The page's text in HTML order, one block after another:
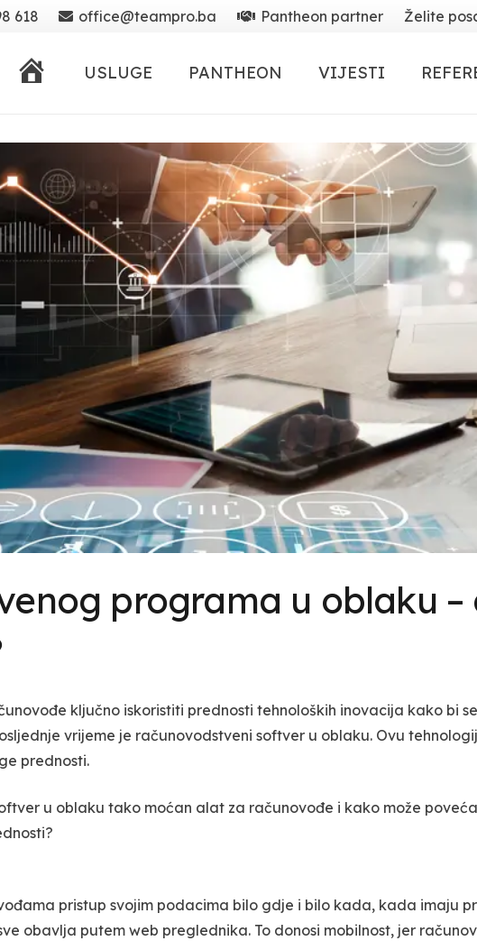
618 office@teampro.ba Pantheon partner Želite
POČETNA
USLUGE PANTHEON VIJESTI
programa u oblaku
ključno iskoristiti prednosti tehnoloških inovacija kako bi
vrijeme je računovodstveni softver u oblaku. Ovu
prednosti.
u oblaku tako moćan alat za računovođe i kako može
pristup svojim podacima bilo gdje i bilo kada, kada imaju
obavlja putem web preglednika. To donosi mobilnost, jer